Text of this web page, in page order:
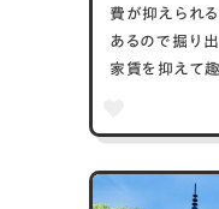
費が抑えられ
あるので掘り
家賃を抑えて